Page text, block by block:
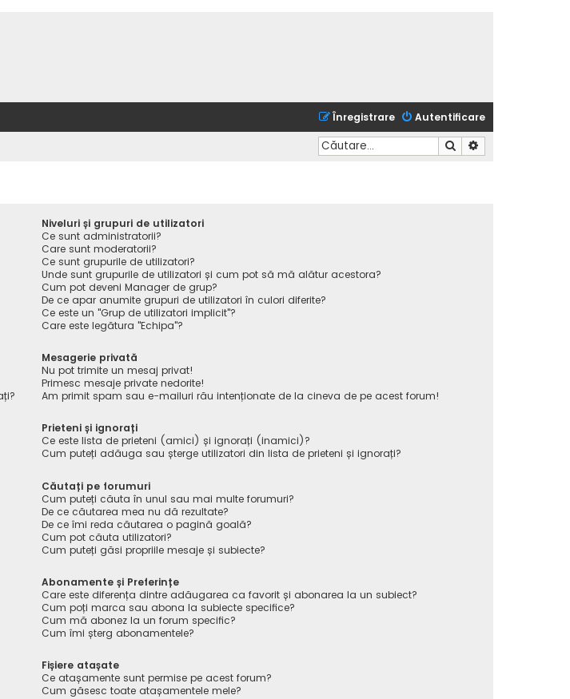
Autentificare
Înregistrare
Căutare
Niveluri și grupuri de utilizatori
Ce sunt administratorii?
Care sunt moderatorii?
Ce sunt grupurile de utilizatori?
Unde sunt grupurile de utilizatori și cum pot să mă alătur acestora?
Cum pot deveni Manager de grup?
De ce apar anumite grupuri de utilizatori în culori diferite?
Ce este un "Grup de utilizatori implicit"?
Care este legătura "Echipa"?
Mesagerie privată
Nu pot trimite un mesaj privat!
Primesc mesaje private nedorite!
Am primit spam sau e-mailuri rău intenționate de la cineva de pe acest forum!
Prieteni și ignorați
Ce este lista de prieteni (amici) și ignorați (inamici)?
Cum puteți adăuga sau șterge utilizatori din lista de prieteni și ignorați?
Căutați pe forumuri
Cum puteți căuta în unul sau mai multe forumuri?
De ce căutarea mea nu dă rezultate?
De ce îmi reda căutarea o pagină goală?
Cum pot căuta utilizatori?
Cum puteți găsi propriile mesaje și subiecte?
Abonamente și Preferințe
Care este diferența dintre adăugarea ca favorit și abonarea la un subiect?
Cum poți marca sau abona la subiecte specifice?
Cum mă abonez la un forum specific?
Cum îmi șterg abonamentele?
Fișiere atașate
Ce atașamente sunt permise pe acest forum?
Cum găsesc toate atașamentele mele?